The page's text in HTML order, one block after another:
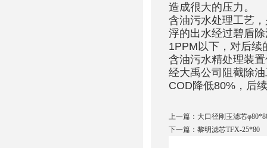
造成很大的压力。
含油污水处理工艺
浮的出水经过碧盾
1PPM以下，对后续
含油污水精处理装
经大禹公司阻截除
COD降低80%，后
上一篇： 大口径刚玉滤芯
下一篇： 黎明滤芯TFX-25*80